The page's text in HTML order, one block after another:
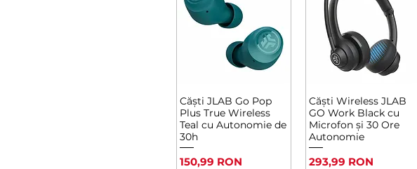
Afișare rapidă
Căști JLAB Go Pop
Plus True Wireless
Teal cu Autonomie de
30h
Preț
150,99 RON
Afișare rapidă
Căști Wireless JLAB
GO Work Black cu
Microfon și 30 Ore
Autonomie
Preț
293,99 RON